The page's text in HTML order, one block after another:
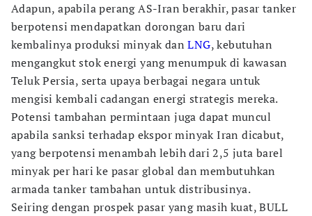
Adapun, apabila perang AS-Iran berakhir, pasar tanker
berpotensi mendapatkan dorongan baru dari
kembalinya produksi minyak danLNG, kebutuhan
mengangkut stok energi yang menumpuk di kawasan
Teluk Persia, serta upaya berbagai negara untuk
mengisi kembali cadangan energi strategis mereka.
Potensi tambahan permintaan juga dapat muncul
apabila sanksi terhadap ekspor minyak Iran dicabut,
yang berpotensi menambah lebih dari 2,5 juta barel
minyak per hari ke pasar global dan membutuhkan
armada tanker tambahan untuk distribusinya.
Seiring dengan prospek pasar yang masih kuat, BULL